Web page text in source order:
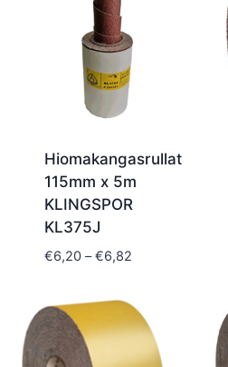
Hiomakangasrullat
115mm x 5m
KLINGSPOR
KL375J
€6,20 – €6,82Hintaluokka:
€6,82